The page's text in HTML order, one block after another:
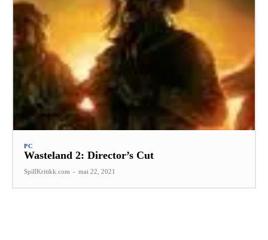
PC
Wasteland 2: Director’s Cut
SpillKritikk.com - mai 22, 2021